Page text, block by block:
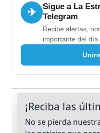
✈
Sigue a La
Telegram
Recibe alertas,
importante del